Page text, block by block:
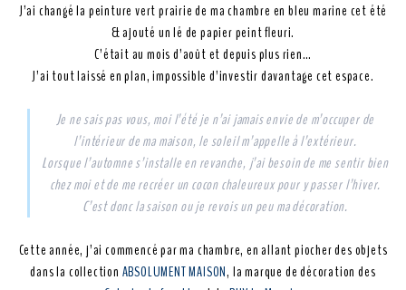
J’ai changé la peinture vert prairie de ma chambre en bleu marine cet été
& ajouté un lé de papier peint fleuri.
C’était au mois d’août et depuis plus rien…
J’ai tout laissé en plan, impossible d’investir davantage cet espace.
Je ne sais pas vous, moi l’été je n’ai jamais envie de m’occuper de
l’intérieur de ma maison, le soleil m’appelle à l’extérieur.
Lorsque l’automne s’installe en revanche, j’ai besoin de me sentir bien
chez moi et de me recréer un cocon chaleureux pour y passer l’hiver.
C’est donc la saison ou je revois un peu ma décoration.
Cette année, j’ai commencé par ma chambre, en allant piocher des objets
dans la collection ABSOLUMENT MAISON, la marque de décoration des